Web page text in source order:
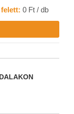
0 Ft / db